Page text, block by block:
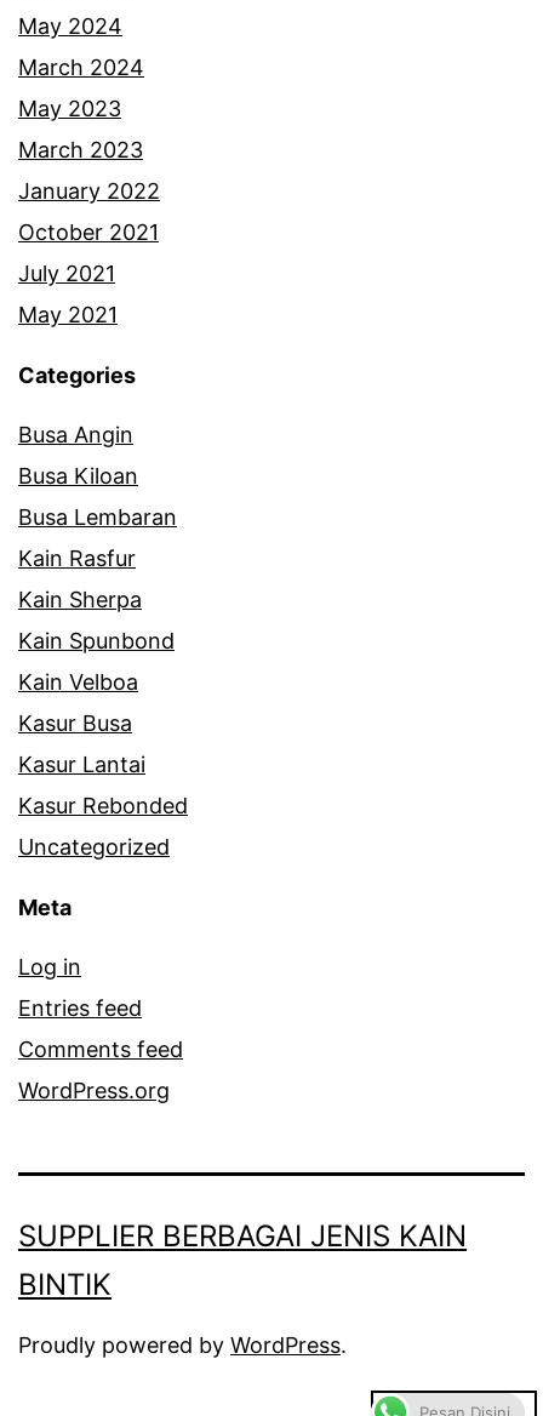
May 2024
March 2024
May 2023
March 2023
January 2022
October 2021
July 2021
May 2021
Categories
Busa Angin
Busa Kiloan
Busa Lembaran
Kain Rasfur
Kain Sherpa
Kain Spunbond
Kain Velboa
Kasur Busa
Kasur Lantai
Kasur Rebonded
Uncategorized
Meta
Log in
Entries feed
Comments feed
WordPress.org
SUPPLIER BERBAGAI JENIS KAIN
BINTIK
Proudly powered by WordPress.